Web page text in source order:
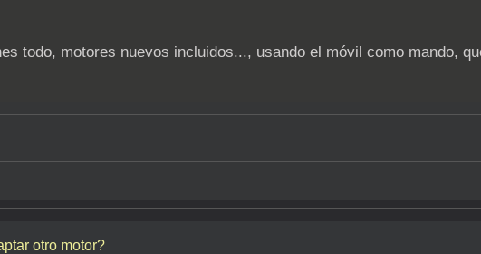
todo, motores nuevos incluidos..., usando el móvil como mando,
otro motor?